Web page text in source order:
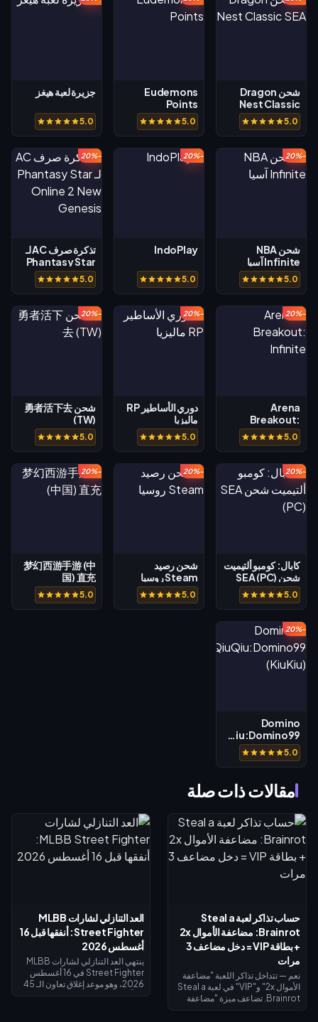
شحن Dragon
Nest Classic
SEA
5.0
Eudemons
Points
5.0
جزيرة لعبة هيغز
5.0
-20%
شحن NBA
Infinite آسيا
5.0
-20%
IndoPlay
5.0
-20%
تذكرة صرف AC لـ
Phantasy Star
Online 2 New
Genesis
5.0
-20%
Arena
Breakout:
Infinite
5.0
-20%
دوري الأساطير RP
ماليزيا
5.0
-20%
شحن 勇者活下去
(TW)
5.0
-20%
كابال: كومبو ألتيميت
شحن SEA (PC)
5.0
-20%
شحن رصيد
Steam روسيا
5.0
-20%
梦幻西游手游 (中
国) 直充
5.0
-20%
Domino
QiuQiu:Domino99
(KiuKiu)
5.0
مقالات ذات صلة
حساب تذاكر لعبة Steal a
Brainrot: مضاعفة الأموال 2x
+ بطاقة VIP = دخل مضاعف 3
مرات
نعم — تتداخل تذاكر اللعبة "مضاعفة
الأموال 2x" و"VIP" في لعبة Steal a
Brainrot. تضاعف ميزة "مضاعفة
العد التنازلي لشارات MLBB
Street Fighter: أنفقها قبل 16
أغسطس 2026
ينتهي العد التنازلي لشارات MLBB
Street Fighter في 16 أغسطس
2026، وهو موعد إغلاق تعاون الـ 45